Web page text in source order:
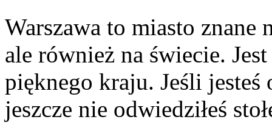
Warszawa to miasto
ale również na świecie.
pięknego kraju. Jeśli
jeszcze nie odwiedziłeś